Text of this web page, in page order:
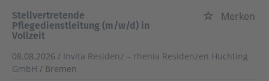
Stellvertretende
Pflegedienstleitung (m/w/d) in
Vollzeit
Merken
08.08.2026 / Invita Residenz – rhenia Residenzen Huchting
GmbH / Bremen